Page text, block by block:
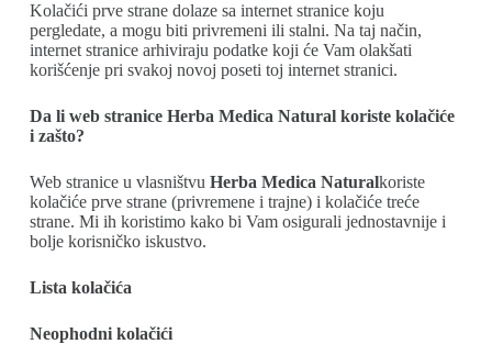
Kolačići prve strane dolaze sa internet stranice koju
pergledate, a mogu biti privremeni ili stalni. Na taj način,
internet stranice arhiviraju podatke koji će Vam olakšati
korišćenje pri svakoj novoj poseti toj internet stranici.
Da li web stranice Herba Medica Natural koriste kolačiće
i zašto?
Web stranice u vlasništvu Herba Medica Naturalkoriste
kolačiće prve strane (privremene i trajne) i kolačiće treće
strane. Mi ih koristimo kako bi Vam osigurali jednostavnije i
bolje korisničko iskustvo.
Lista kolačića
Neophodni kolačići